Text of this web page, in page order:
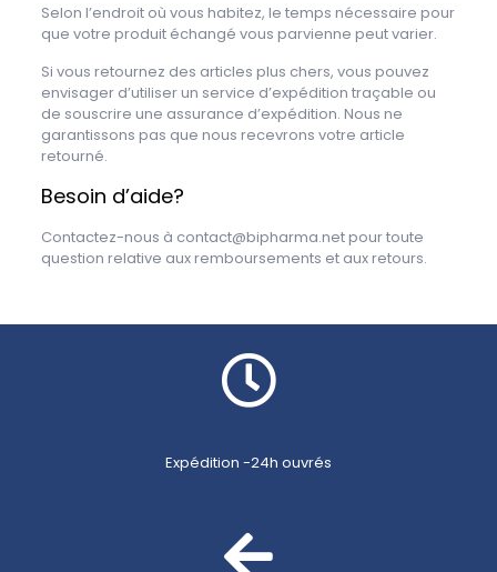
Selon l’endroit où vous habitez, le temps nécessaire pour
que votre produit échangé vous parvienne peut varier.
Si vous retournez des articles plus chers, vous pouvez
envisager d’utiliser un service d’expédition traçable ou
de souscrire une assurance d’expédition. Nous ne
garantissons pas que nous recevrons votre article
retourné.
Besoin d’aide?
Contactez-nous à contact@bipharma.net pour toute
question relative aux remboursements et aux retours.
Expédition -24h ouvrés